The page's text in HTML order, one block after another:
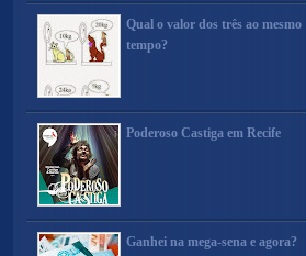
Qual o valor dos três ao mesmo
tempo?
Poderoso Castiga em Recife
Ganhei na mega-sena e agora?